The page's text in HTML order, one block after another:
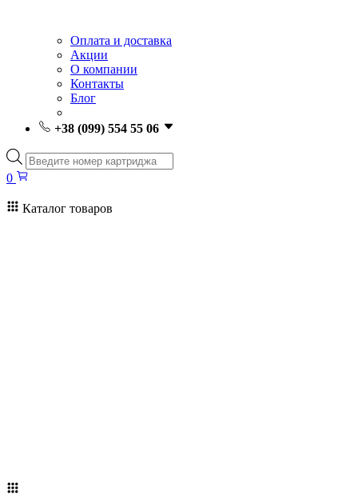
Оплата и доставка
Акции
О компании
Контакты
Блог
+38 (099) 554 55 06
Поиск
товаров
0
Каталог товаров